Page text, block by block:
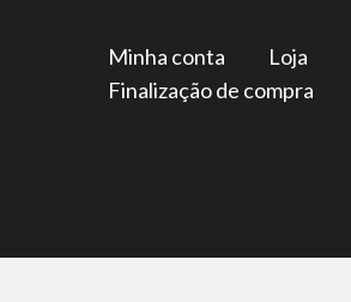
Minha conta Loja
Finalização de compra